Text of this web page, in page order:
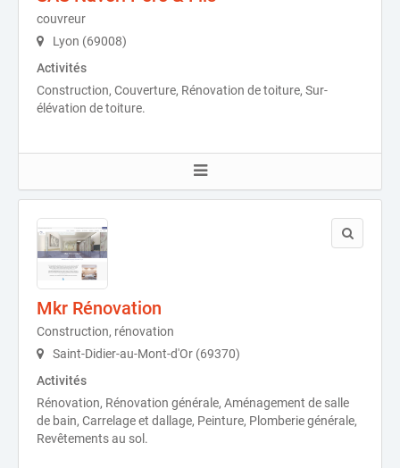
couvreur
Lyon (69008)
Activités
Construction, Couverture, Rénovation de toiture, Sur-
élévation de toiture.
Mkr Rénovation
Construction, rénovation
Saint-Didier-au-Mont-d'Or (69370)
Activités
Rénovation, Rénovation générale, Aménagement de salle
de bain, Carrelage et dallage, Peinture, Plomberie générale,
Revêtements au sol.